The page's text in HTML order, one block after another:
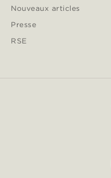
Nouveaux articles
Presse
RSE